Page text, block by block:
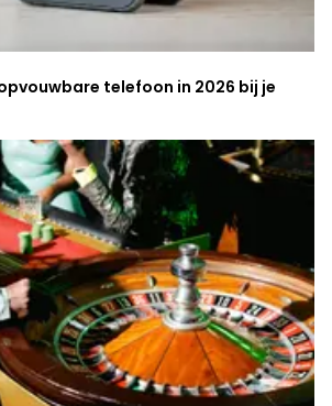
telefoon in 2026 bij je